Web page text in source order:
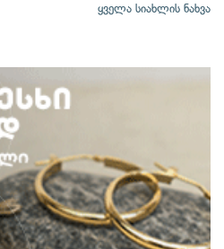
ყველა სიახლის ნახვა